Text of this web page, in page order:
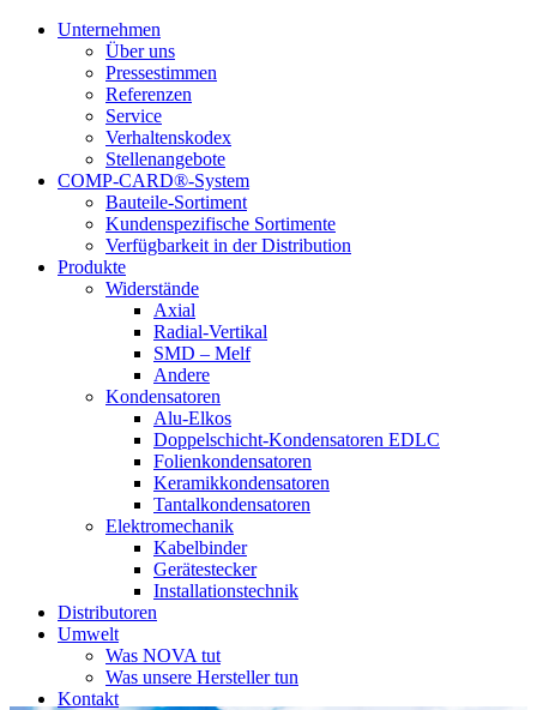
Unternehmen
Über uns
Pressestimmen
Referenzen
Service
Verhaltenskodex
Stellenangebote
COMP-CARD®-System
Bauteile-Sortiment
Kundenspezifische Sortimente
Verfügbarkeit in der Distribution
Produkte
Widerstände
Axial
Radial-Vertikal
SMD – Melf
Andere
Kondensatoren
Alu-Elkos
Doppelschicht-Kondensatoren EDLC
Folienkondensatoren
Keramikkondensatoren
Tantalkondensatoren
Elektromechanik
Kabelbinder
Gerätestecker
Installationstechnik
Distributoren
Umwelt
Was NOVA tut
Was unsere Hersteller tun
Kontakt